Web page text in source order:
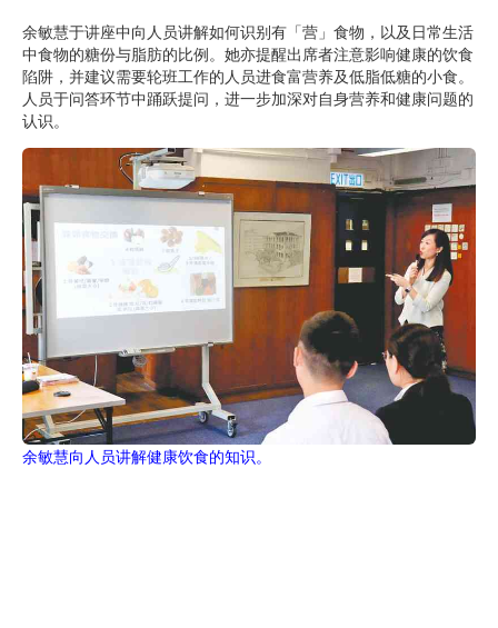
余敏慧于讲座中向人员讲解如何识别有「营」食物，以及日常生活
中食物的糖份与脂肪的比例。她亦提醒出席者注意影响健康的饮食
陷阱，并建议需要轮班工作的人员进食富营养及低脂低糖的小食。
人员于问答环节中踊跃提问，进一步加深对自身营养和健康问题的
认识。
余敏慧向人员讲解健康饮食的知识。